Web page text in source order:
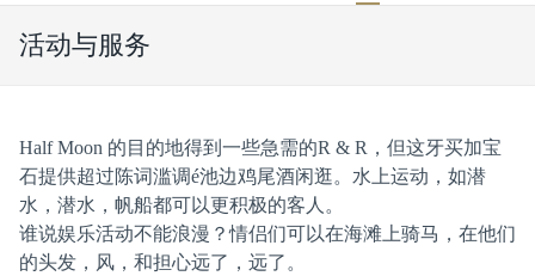
活动与服务
Half Moon 的目的地得到一些急需的R & R，但这牙买加宝
石提供超过陈词滥调é池边鸡尾酒闲逛。水上运动，如潜
水，潜水，帆船都可以更积极的客人。
谁说娱乐活动不能浪漫？情侣们可以在海滩上骑马，在他们
的头发，风，和担心远了，远了。